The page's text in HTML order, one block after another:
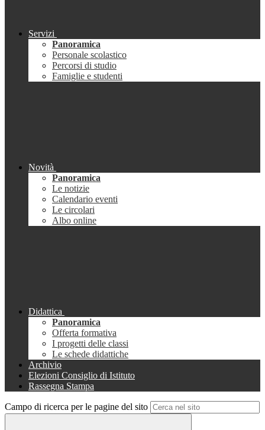
Servizi
Panoramica
Personale scolastico
Percorsi di studio
Famiglie e studenti
Novità
Panoramica
Le notizie
Calendario eventi
Le circolari
Albo online
Didattica
Panoramica
Offerta formativa
I progetti delle classi
Le schede didattiche
Archivio
Elezioni Consiglio di Istituto
Rassegna Stampa
Campo di ricerca per le pagine del sito